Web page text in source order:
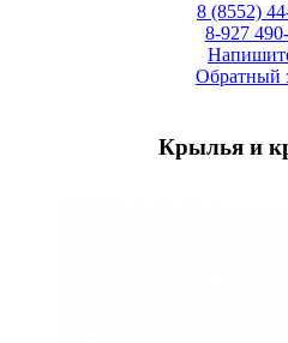
8 (8552)
8-927
Обратный
Крылья и